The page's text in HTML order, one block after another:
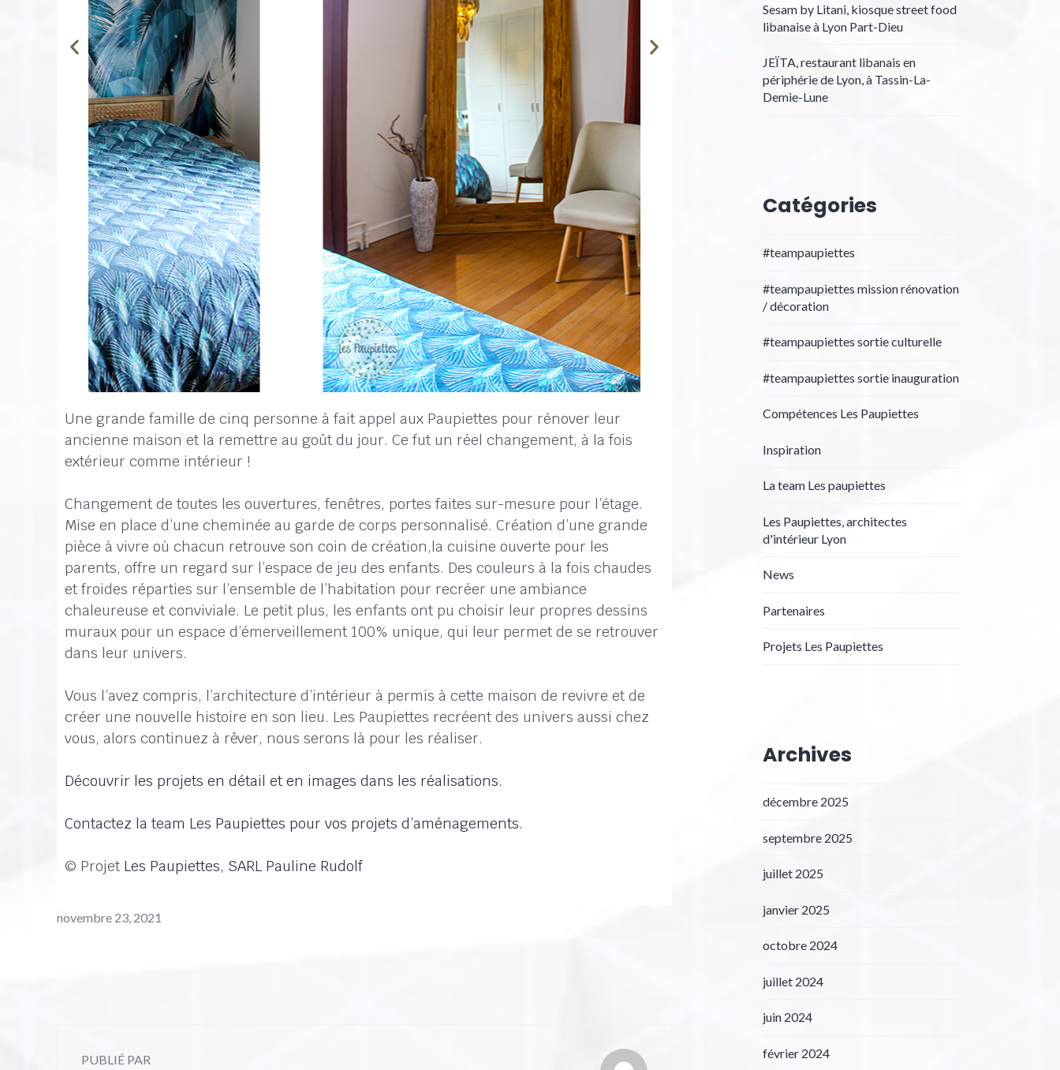
Une grande famille de cinq personne à fait appel aux Paupiettes pour rénover leur
ancienne maison et la remettre au goût du jour. Ce fut un réel changement, à la fois
extérieur comme intérieur !
Changement de toutes les ouvertures, fenêtres, portes faites sur-mesure pour l’étage.
Mise en place d’une cheminée au garde de corps personnalisé. Création d’une grande
pièce à vivre où chacun retrouve son coin de création,la cuisine ouverte pour les
parents, offre un regard sur l’espace de jeu des enfants. Des couleurs à la fois chaudes
et froides réparties sur l’ensemble de l’habitation pour recréer une ambiance
chaleureuse et conviviale. Le petit plus, les enfants ont pu choisir leur propres dessins
muraux pour un espace d’émerveillement 100% unique, qui leur permet de se retrouver
dans leur univers.
Vous l’avez compris, l’architecture d’intérieur à permis à cette maison de revivre et de
créer une nouvelle histoire en son lieu. Les Paupiettes recréent des univers aussi chez
vous, alors continuez à rêver, nous serons là pour les réaliser.
Découvrir les projets en détail et en images dans les réalisations.
Contactez la team Les Paupiettes pour vos projets d’aménagements.
© Projet Les Paupiettes, SARL Pauline Rudolf
novembre 23, 2021
PUBLIÉ PAR
Sesam by Litani, kiosque street food
libanaise à Lyon Part-Dieu
JEÏTA, restaurant libanais en
périphérie de Lyon, à Tassin-La-
Demie-Lune
Catégories
#teampaupiettes
#teampaupiettes mission rénovation
/ décoration
#teampaupiettes sortie culturelle
#teampaupiettes sortie inauguration
Compétences Les Paupiettes
Inspiration
La team Les paupiettes
Les Paupiettes, architectes
d'intérieur Lyon
News
Partenaires
Projets Les Paupiettes
Archives
décembre 2025
septembre 2025
juillet 2025
janvier 2025
octobre 2024
juillet 2024
juin 2024
février 2024